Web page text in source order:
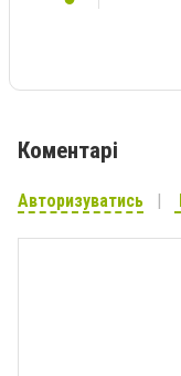
Коментарі
Авторизуватись